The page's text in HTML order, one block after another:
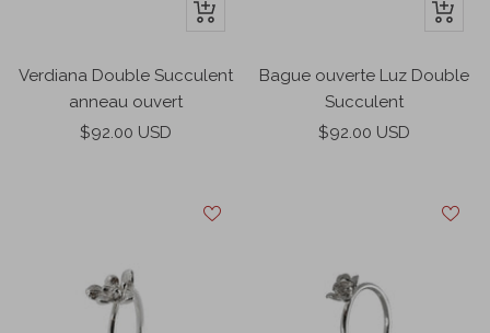
Apercu
Verdiana Double Succulent
anneau ouvert
Prix
$92.00 USD
Apercu
Bague ouverte Luz Double
Succulent
Prix
$92.00 USD